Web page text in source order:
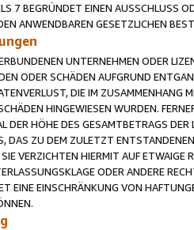
7 BEGRÜNDET EINEN AUSSCHLUSS
ANWENDBAREN GESETZLICHEN
UNTERNEHMEN ODER
ODER SCHÄDEN AUFGRUND
DIE IM ZUSAMMENHANG
HINGEWIESEN WURDEN.
DER HÖHE DES GESAMTBETRAGS
DAS ZU DEM ZULETZT
VERZICHTEN HIERMIT AUF
ODER ANDERE
EINE EINSCHRÄNKUNG VON